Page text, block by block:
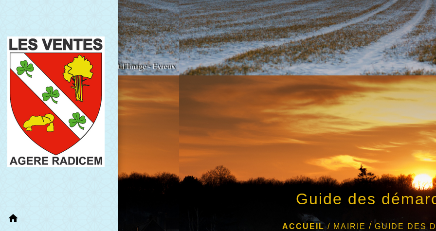
home
Guide des
ACCUEIL/ MAIRIE / GUIDE DES